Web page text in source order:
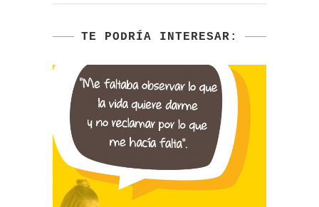
TE PODRÍA INTERESAR: